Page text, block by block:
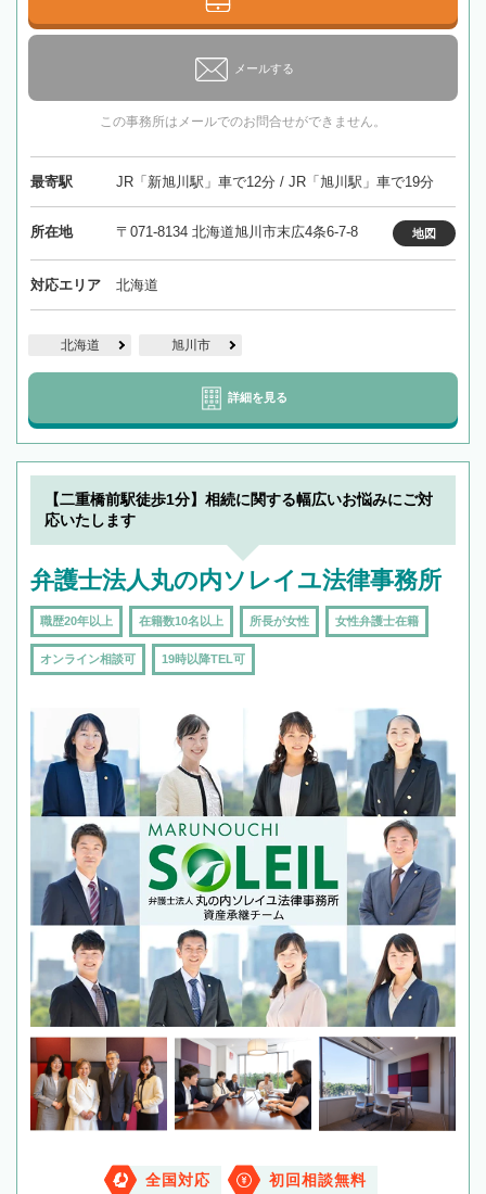
メールする
この事務所はメールでのお問合せができません。
最寄駅 JR「新旭川駅」車で12分 / JR「旭川駅」車で19分
所在地 〒071-8134 北海道旭川市末広4条6-7-8 地図
対応エリア 北海道
北海道 旭川市
詳細を見る
【二重橋前駅徒歩1分】相続に関する幅広いお悩みにご対
応いたします
弁護士法人丸の内ソレイユ法律事務所
職歴20年以上 在籍数10名以上 所長が女性 女性弁護士在籍
オンライン相談可 19時以降TEL可
全国対応 初回相談無料